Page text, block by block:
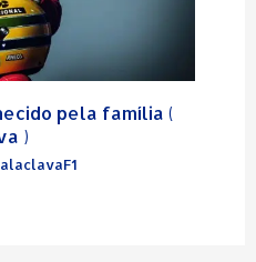
pela família (
)